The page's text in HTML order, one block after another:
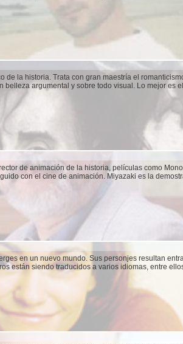
de la historia. Trata con gran maestría el
belleza argumental y sobre todo visual. Lo mejor es
de animación de la historia, películas como
con el cine de animación. Miyazaki es la
en un nuevo mundo. Sus personjes resultan
están siendo traducidos a varios idiomas, entre